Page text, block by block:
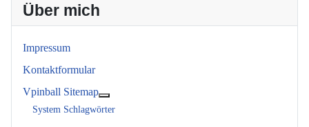
Über mich
Impressum
Kontaktformular
Vpinball Sitemap
System Schlagwörter